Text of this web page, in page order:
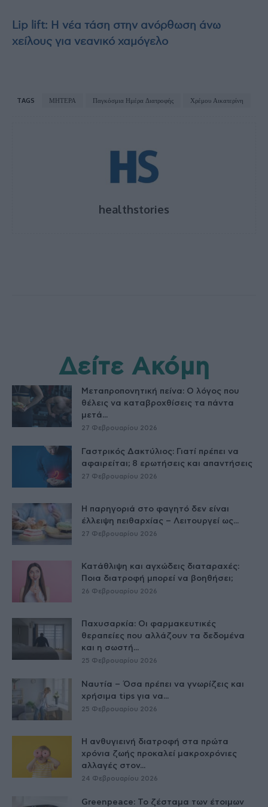
Lip lift: Η νέα τάση στην ανόρθωση άνω
χείλους για νεανικό χαμόγελο
TAGS ΜΗΤΕΡΑ Παγκόσμια Ημέρα Διατροφής Χρέμου Αικατερίνη
healthstories
Δείτε Ακόμη
Μεταπροπονητική πείνα: Ο λόγος που
θέλεις να καταβροχθίσεις τα πάντα
μετά...
27 Φεβρουαρίου 2026
Γαστρικός Δακτύλιος: Γιατί πρέπει να
αφαιρείται; 8 ερωτήσεις και απαντήσεις
27 Φεβρουαρίου 2026
Η παρηγοριά στο φαγητό δεν είναι
έλλειψη πειθαρχίας – Λειτουργεί ως...
27 Φεβρουαρίου 2026
Κατάθλιψη και αγχώδεις διαταραχές:
Ποια διατροφή μπορεί να βοηθήσει;
26 Φεβρουαρίου 2026
Παχυσαρκία: Οι φαρμακευτικές
θεραπείες που αλλάζουν τα δεδομένα
και η σωστή...
25 Φεβρουαρίου 2026
Ναυτία – Όσα πρέπει να γνωρίζεις και
χρήσιμα tips για να...
25 Φεβρουαρίου 2026
Η ανθυγιεινή διατροφή στα πρώτα
χρόνια ζωής προκαλεί μακροχρόνιες
αλλαγές στον...
24 Φεβρουαρίου 2026
Greenpeace: Το ζέσταμα των έτοιμων